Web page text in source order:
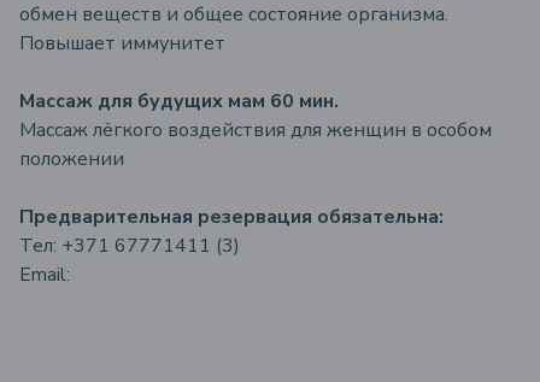
обмен веществ и общее состояние организма.
Повышает иммунитет
Массаж для будущих мам 60 мин.
Массаж лёгкого воздействия для женщин в особом
положении
Предварительная резервация обязательна:
Тел: +371 67771411 (3)
Email: